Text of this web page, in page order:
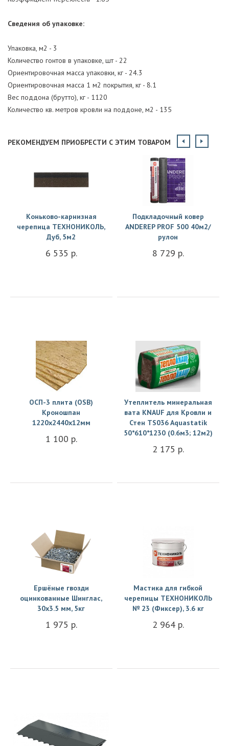
Сведения об упаковке:
Упаковка, м2 - 3
Количество гонтов в упаковке, шт - 22
Ориентировочная масса упаковки, кг - 24.3
Ориентировочная масса 1 м2 покрытия, кг - 8.1
Вес поддона (брутто), кг - 1120
Количество кв. метров кровли на поддоне, м2 - 135
РЕКОМЕНДУЕМ ПРИОБРЕСТИ С ЭТИМ ТОВАРОМ
Коньково-карнизная
черепица ТЕХНОНИКОЛЬ,
Дуб, 5м2
6 535 р.
Купить
Подкладочный ковер
ANDEREP PROF 500 40м2/
рулон
8 729 р.
Купить
ОСП-3 плита (OSB)
Кроношпан
1220х2440х12мм
1 100 р.
Утеплитель минеральная
вата KNAUF для Кровли и
Стен TS036 Aquastatik
50*610*1230 (0.6м3; 12м2)
2 175 р.
Ершёные гвозди
оцинкованные Шинглас,
30х3.5 мм, 5кг
1 975 р.
Мастика для гибкой
черепицы ТЕХНОНИКОЛЬ
№ 23 (Фиксер), 3.6 кг
2 964 р.